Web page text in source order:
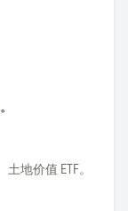
地价值 ETF。